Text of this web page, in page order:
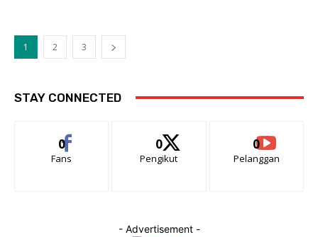
1 2 3
STAY CONNECTED
0
Fans
0
Pengikut
0
Pelanggan
- Advertisement -